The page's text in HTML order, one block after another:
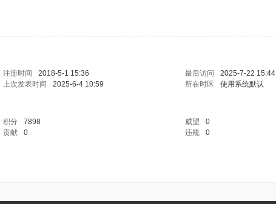
注册时间 2018-5-1 15:36 最后访问
2025-7-22 15:44
上次发表时间 2025-6-4 10:59 所在时区 使用系统默认
积分 7898 威望
0
贡献 0 违规
0